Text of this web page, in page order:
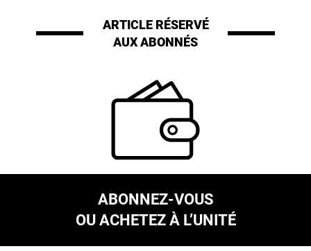
ARTICLE RÉSERVÉ
AUX ABONNÉS
ABONNEZ-VOUS
OU ACHETEZ À L’UNITÉ